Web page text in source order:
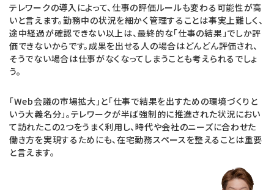
テレワークの導入によって、仕事の評価ルールも変わる可能性が高
いと言えます。勤務中の状況を細かく管理することは事実上難しく、
途中経過が確認できない以上は、最終的な「仕事の結果」でしか評
価できないからです。成果を出せる人の場合はどんどん評価され、
そうでない場合は仕事がなくなってしまうことも考えられるでしょ
う。
「Web会議の市場拡大」と「仕事で結果を出すための環境づくりと
いう大義名分」。テレワークが半ば強制的に推進された状況におい
て訪れたこの2つをうまく利用し、時代や会社のニーズに合わせた
働き方を実現するためにも、在宅勤務スペースを整えることは重要
と言えます。